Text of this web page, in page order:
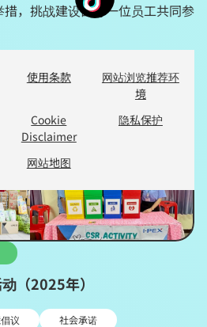
使用条款
网站浏览推荐环
境
Cookie
Disclaimer
隐私保护
网站地图
，挑战建设由每一位员工共同参
（2025年）
议
社会承诺